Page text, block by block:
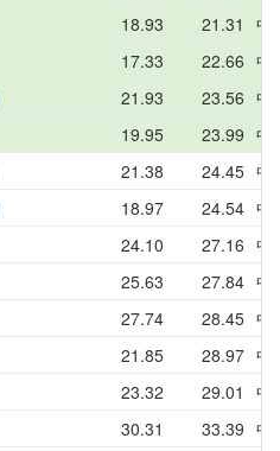
18.93 21.31
中
17.33 22.66 中
21.93 23.56 中
19.95 23.99 中
21.38 24.45 中
18.97 24.54 中
24.10 27.16 中
25.63 27.84 中
27.74 28.45 中
21.85 28.97 中
23.32 29.01
中
30.31 33.39 中